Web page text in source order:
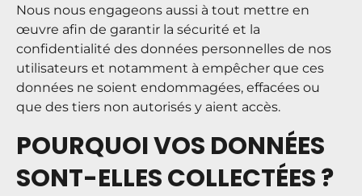
Nous nous engageons aussi à tout mettre en
œuvre afin de garantir la sécurité et la
confidentialité des données personnelles de nos
utilisateurs et notamment à empêcher que ces
données ne soient endommagées, effacées ou
que des tiers non autorisés y aient accès.
POURQUOI VOS DONNÉES
SONT-ELLES COLLECTÉES ?